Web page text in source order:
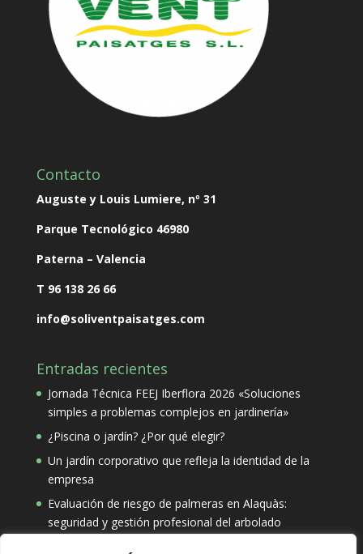
Contacto
Auguste y Louis Lumiere, nº 31
Parque Tecnológico 46980
Paterna – Valencia
T 96 138 26 66
info@soliventpaisatges.com
Entradas recientes
Jornada Técnica FEEJ Iberflora 2026 «Soluciones
simples a problemas complejos en jardinería»
¿Piscina o jardín? ¿Por qué elegir?
Un jardín corporativo que refleja la identidad de la
empresa
Evaluación de riesgo de palmeras en Alaquàs:
seguridad y gestión profesional del arbolado